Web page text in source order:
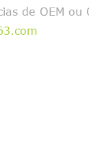
de OEM ou